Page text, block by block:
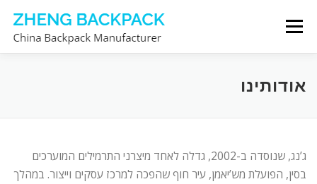
Menu
אודותינו
ג’נג, שנוסדה ב-2002, גדלה לאחד מיצרני התרמילים המוערכים
בסין, הפועלת מש’יאמן, עיר חוף שהפכה למרכז עסקים וייצור. במהלך